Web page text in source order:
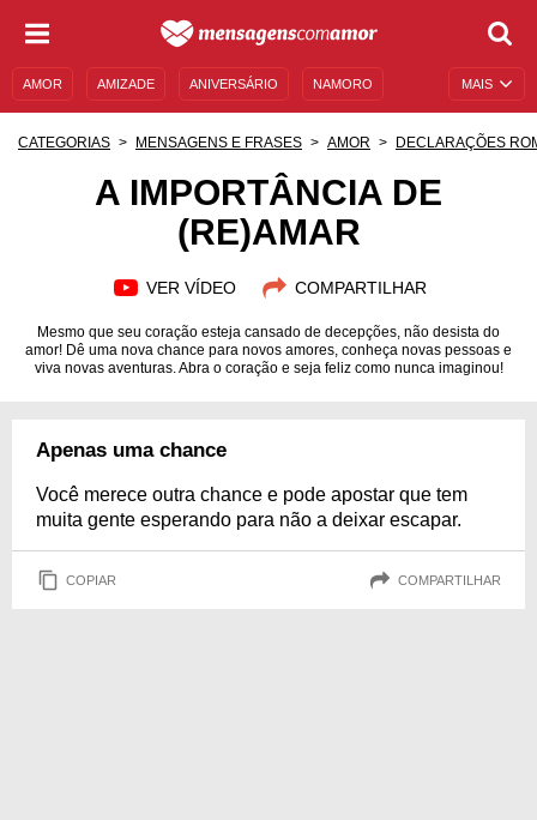
MAIS
AMOR AMIZADE ANIVERSÁRIO NAMORO
MENSAGENS DE ANIVERSÁRIO
CATEGORIAS MENSAGENS E FRASES AMOR DECLARAÇÕES
A IMPORTÂNCIA DE
(RE)AMAR
VER VÍDEO COMPARTILHAR
Mesmo que seu coração esteja cansado de decepções, não desista do
amor! Dê uma nova chance para novos amores, conheça novas pessoas e
viva novas aventuras. Abra o coração e seja feliz como nunca imaginou!
Apenas uma chance
Você merece outra chance e pode apostar que tem
muita gente esperando para não a deixar escapar.
COPIAR COMPARTILHAR